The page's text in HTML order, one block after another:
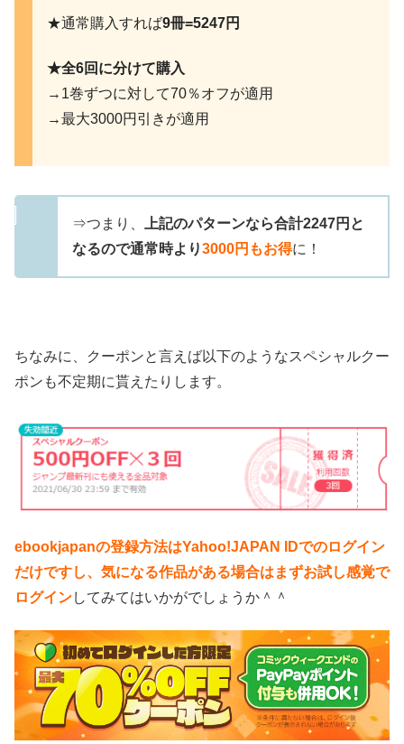
★通常購入すれば9冊=5247円
★全6回に分けて購入
→1巻ずつに対して70％オフが適用
→最大3000円引きが適用
⇒つまり、
上記のパターンなら合計2247円と
なるので通常時より3000円もお得に！
ちなみに、クーポンと言えば以下のようなスペシャルクー
ポンも不定期に貰えたりします。
ebookjapanの登録方法はYahoo!JAPAN IDでのログイン
だけですし、気になる作品がある場合はまずお試し感覚で
ログインしてみてはいかがでしょうか＾＾